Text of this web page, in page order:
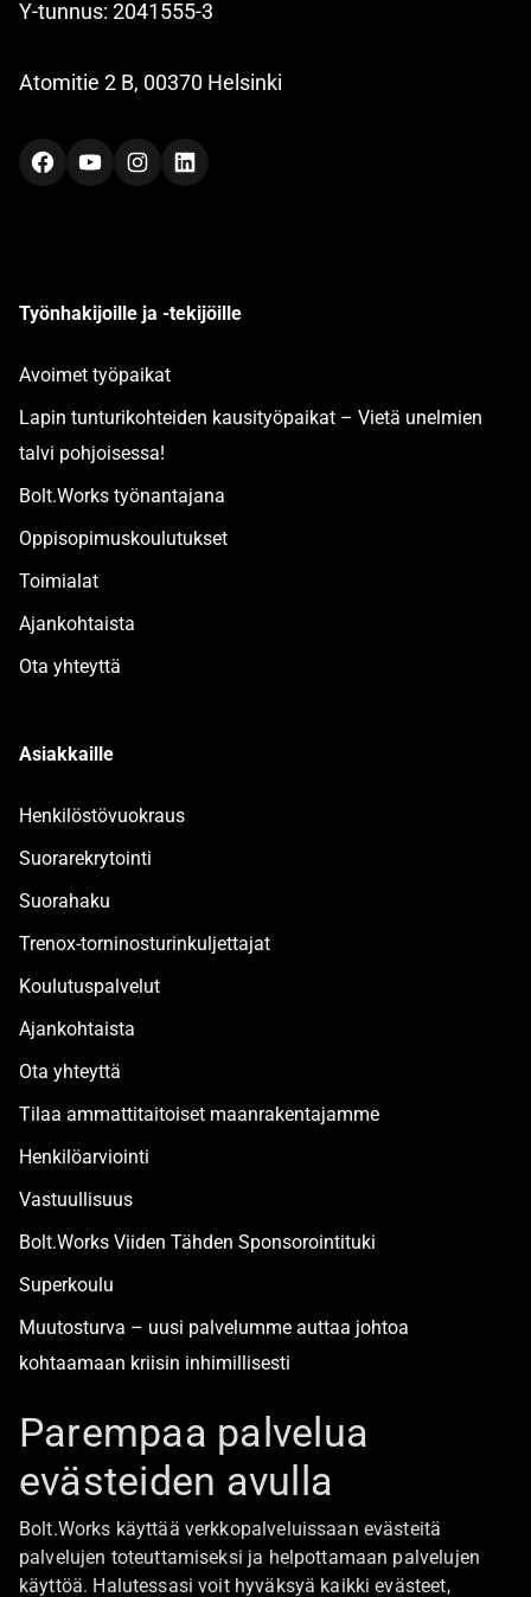
Y-tunnus: 2041555-3
Atomitie 2 B, 00370 Helsinki
FacebookYouTubeInstagramLinkedIn
Työnhakijoille ja -tekijöille
Avoimet työpaikat
Lapin tunturikohteiden kausityöpaikat – Vietä unelmien
talvi pohjoisessa!
Bolt.Works työnantajana
Oppisopimuskoulutukset
Toimialat
Ajankohtaista
Ota yhteyttä
Asiakkaille
Henkilöstövuokraus
Suorarekrytointi
Suorahaku
Trenox-torninosturinkuljettajat
Koulutuspalvelut
Ajankohtaista
Ota yhteyttä
Tilaa ammattitaitoiset maanrakentajamme
Henkilöarviointi
Vastuullisuus
Bolt.Works Viiden Tähden Sponsorointituki
Superkoulu
Muutosturva – uusi palvelumme auttaa johtoa
kohtaamaan kriisin inhimillisesti
Boltista
Töihin Bolt.Worksin toimistolle
Parempaa palvelua
evästeiden avulla
Bolt.Works käyttää verkkopalveluissaan evästeitä
palvelujen toteuttamiseksi ja helpottamaan palvelujen
käyttöä. Halutessasi voit hyväksyä kaikki evästeet,